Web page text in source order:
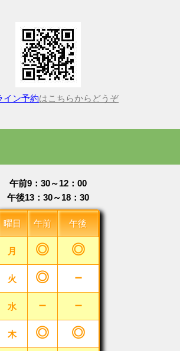
イン予約はこちらからどうぞ
午前9：30～12：00
午後13：30～18：30
曜日 午前 午後
月 ◎ ◎
火 ◎ －
水 － －
木 ◎ ◎